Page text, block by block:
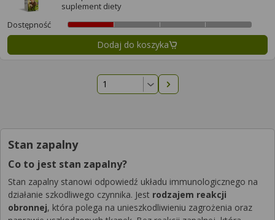
suplement diety
Dostępność
Dodaj do koszyka
Następna strona
Stan zapalny
Co to jest stan zapalny?
Stan zapalny stanowi odpowiedź układu immunologicznego na
działanie szkodliwego czynnika. Jest rodzajem reakcji
obronnej, która polega na unieszkodliwieniu zagrożenia oraz